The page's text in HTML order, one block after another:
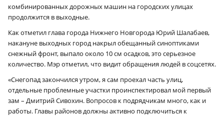
комбинированных дорожных машин на городских улицах
продолжится в выходные.
Как отметил глава города Нижнего Новгорода Юрий Шалабаев,
накануне выходных город накрыл обещанный синоптиками
снежный фронт, выпало около 10 см осадков, это серьезное
количество. Мэр отметил, что видит обращения людей в соцсетях.
«Снегопад закончился утром, я сам проехал часть улиц,
отдельные проблемные участки проинспектировал мой первый
зам – Дмитрий Сивохин. Вопросов к подрядчикам много, как и
работы. Главы районов должны активно подключиться к